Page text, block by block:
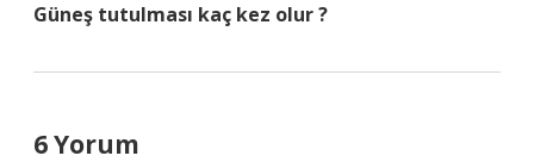
Güneş tutulması kaç kez olur ?
6 Yorum